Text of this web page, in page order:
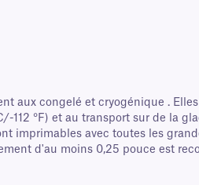
aux congelé et cryogénique .
112 °F) et au transport sur de la
imprimables avec toutes les
d'au moins 0,25 pouce est